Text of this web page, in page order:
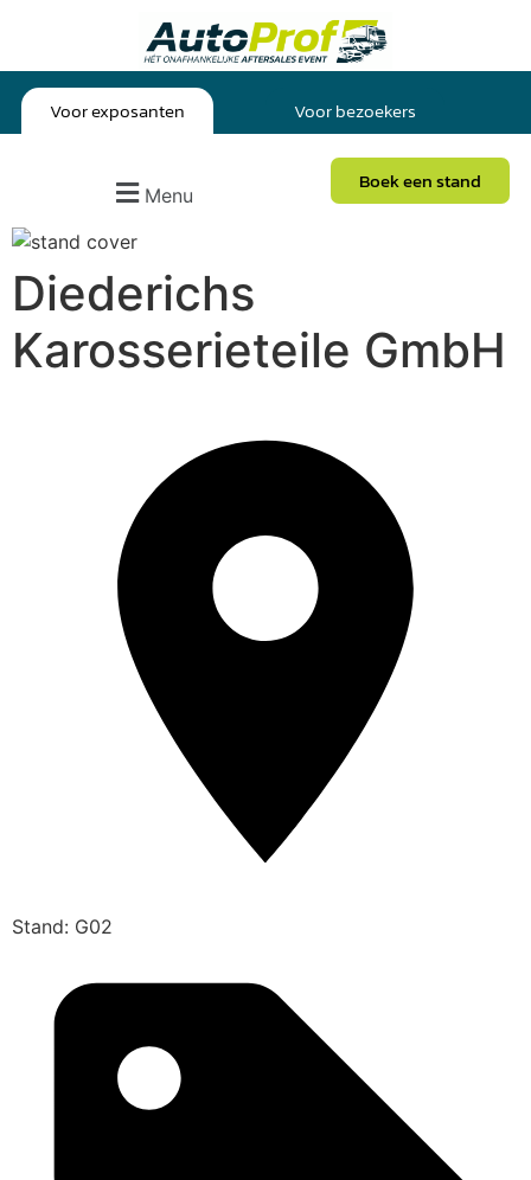
Voor exposanten Voor bezoekers
Menu
Boek een stand
Diederichs
Karosserieteile GmbH
Stand: G02